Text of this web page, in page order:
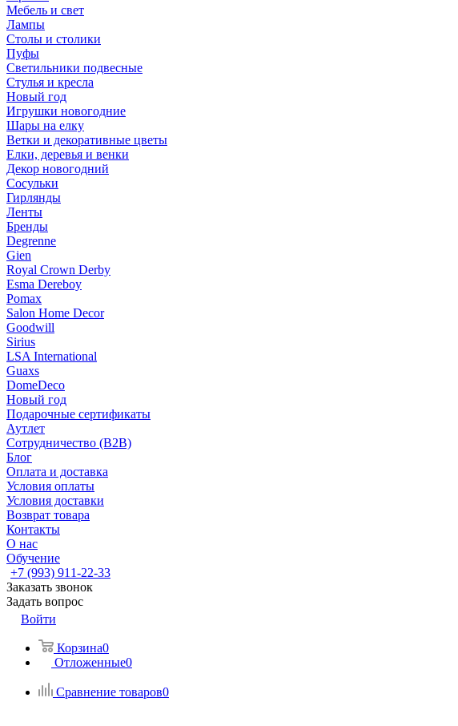
Мебель и свет
Лампы
Столы и столики
Пуфы
Светильники подвесные
Стулья и кресла
Новый год
Игрушки новогодние
Шары на елку
Ветки и декоративные цветы
Елки, деревья и венки
Декор новогодний
Сосульки
Гирлянды
Ленты
Бренды
Degrenne
Gien
Royal Crown Derby
Esma Dereboy
Pomax
Salon Home Decor
Goodwill
Sirius
LSA International
Guaxs
DomeDeco
Новый год
Подарочные сертификаты
Аутлет
Сотрудничество (B2B)
Блог
Оплата и доставка
Условия оплаты
Условия доставки
Возврат товара
Контакты
О нас
Обучение
+7 (993) 911-22-33
Заказать звонок
Задать вопрос
Войти
Корзина0
Отложенные0
Сравнение товаров0